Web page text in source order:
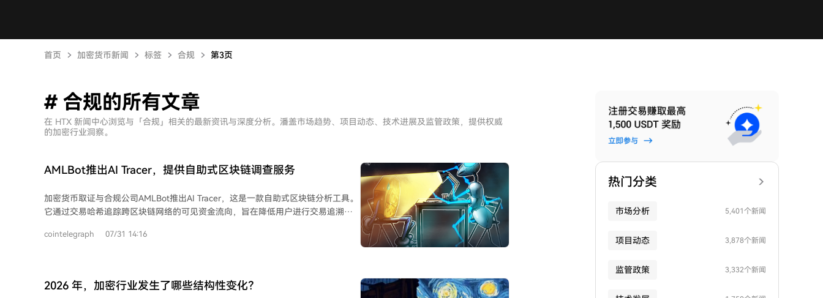
首页 加密货币新闻 标签 合规 第3页
# 合规的所有文章
在 HTX 新闻中心浏览与「合规」相关的最新资讯与深度分析。潘盖市场趋势、项目动态、技术进展及监管政策，提供权威
的加密行业洞察。
AMLBot推出AI Tracer，提供自助式区块链调查服务
加密货币取证与合规公司AMLBot推出AI Tracer，这是一款自助式区块链分析工具。
它通过交易哈希追踪跨区块链网络的可见资金流向，旨在降低用户进行交易追溯时
个钱包的情况。 AI Tracer自动遍历交易图谱，追踪资金从起始地址经中间钱包至最
产或保证资金追回。其报告仅作为调查起点，不能替代审计或法律程序。 该工具提
供免费查询服务，同时设有付费方案以提高自动查询次数上限。目前支持比特币、
cointelegraph 07/31 14:16
2026 年，加密行业发生了哪些结构性变化？
热门分类
市场分析 5,401个新闻
项目动态 3,878个新闻
监管政策 3,332个新闻